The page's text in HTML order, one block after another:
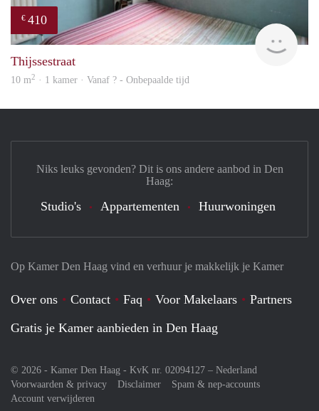
€ 410
Thijssestraat
10 m2 · 1 kamer · Vanaf ? - Onbepaalde tijd
Op Kamer Den Haag vind en verhuur je makkelijk je Kamer
Over ons Contact Faq Voor Makelaars
Partners
Gratis je Kamer aanbieden in Den Haag
© 2026 - Kamer Den Haag - KvK nr. 02094127 – Nederland
Voorwaarden & privacy
Disclaimer
Spam & nep-accounts
Account verwijderen
Niks leuks gevonden? Dit is ons andere aanbod in Den
Haag:
Studio's Appartementen Huurwoningen